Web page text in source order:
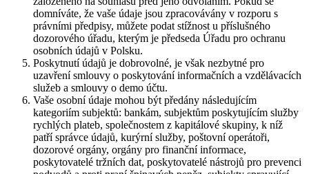
domníváte, že vaše údaje jsou zpracovávány v rozporu s
právními předpisy, můžete podat stížnost u příslušného
dozorového úřadu, kterým je předseda Úřadu pro ochranu
osobních údajů v Polsku.
Poskytnutí údajů je dobrovolné, je však nezbytné pro
uzavření smlouvy o poskytování informačních a vzdělávacích
služeb a smlouvy o demo účtu.
Vaše osobní údaje mohou být předány následujícím
kategoriím subjektů: bankám, subjektům poskytujícím služby
rychlých plateb, společnostem z kapitálové skupiny, k níž
patří správce údajů, kurýrní služby, poštovní operátoři,
dozorové orgány, orgány pro finanční informace,
poskytovatelé tržních dat, poskytovatelé nástrojů pro prevenci